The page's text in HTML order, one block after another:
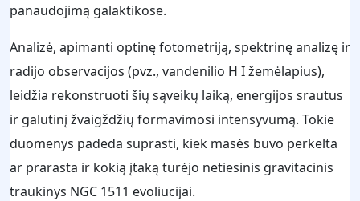
panaudojimą galaktikose.
Analizė, apimanti optinę fotometriją, spektrinę analizę ir
radijo observacijos (pvz., vandenilio H I žemėlapius),
leidžia rekonstruoti šių sąveikų laiką, energijos srautus
ir galutinį žvaigždžių formavimosi intensyvumą. Tokie
duomenys padeda suprasti, kiek masės buvo perkelta
ar prarasta ir kokią įtaką turėjo netiesinis gravitacinis
traukinys NGC 1511 evoliucijai.